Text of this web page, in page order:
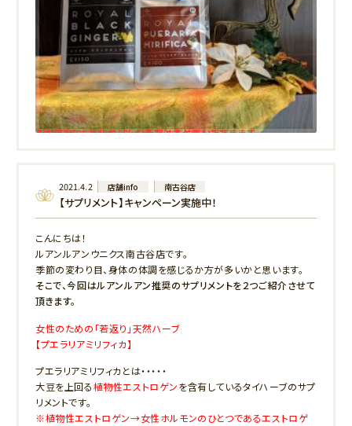
4月までのキャンペーンの予定とさせていただきます。
この機会に、是非お試しいただけると幸いです。
2021.4.2 店舗info 南古谷店
【サプリメント】キャンペーン実施中！
こんにちは！
ルアンルアンウニクス南古谷店です。
季節の変わり目、身体の体調を感じるか方が多いかと思います。
そこで、今回はルアンルアン推奨のサプリメントを２つご紹介させて
頂きます。
女性のための「若返り」天然ハーブ
【プエラリアミリフィカ】
プエラリアミリフィカとは・・・・・
大豆を上回る植物性エストロゲンを含有しているタイハーブのサプ
リメントです。
※植物性エストロゲン→女性ホルモンのひとつであるエストロゲ